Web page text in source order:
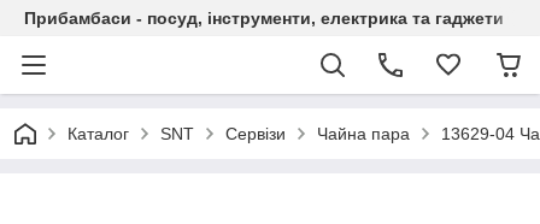
Прибамбаси - посуд, інструменти, електрика та гаджети
Каталог SNT Сервізи Чайна пара 13629-04